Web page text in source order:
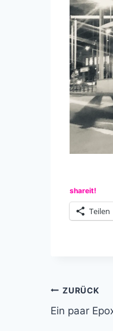
shareit!
Teilen
ZURÜCK
Ein paar